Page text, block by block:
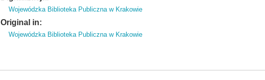
Wojewódzka Biblioteka Publiczna w Krakowie
Original in:
Wojewódzka Biblioteka Publiczna w Krakowie